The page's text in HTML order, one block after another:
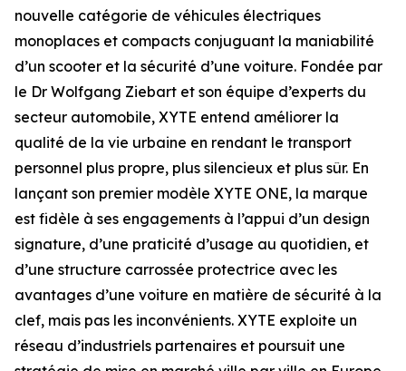
nouvelle catégorie de véhicules électriques
monoplaces et compacts conjuguant la maniabilité
d’un scooter et la sécurité d’une voiture. Fondée par
le Dr Wolfgang Ziebart et son équipe d’experts du
secteur automobile, XYTE entend améliorer la
qualité de la vie urbaine en rendant le transport
personnel plus propre, plus silencieux et plus sûr. En
lançant son premier modèle XYTE ONE, la marque
est fidèle à ses engagements à l’appui d’un design
signature, d’une praticité d’usage au quotidien, et
d’une structure carrossée protectrice avec les
avantages d’une voiture en matière de sécurité à la
clef, mais pas les inconvénients. XYTE exploite un
réseau d’industriels partenaires et poursuit une